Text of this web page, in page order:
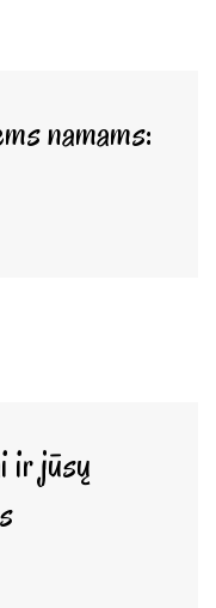
namams:
ir jūsų